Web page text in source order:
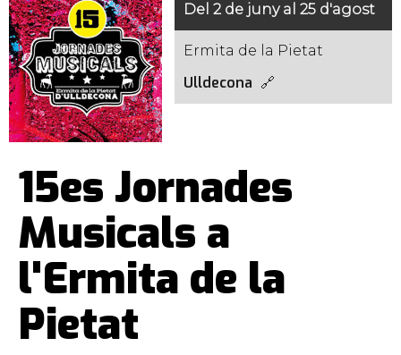
Del 2 de juny al 25 d'agost
Ermita de la Pietat
Ulldecona
15es Jornades
Musicals a
l'Ermita de la
Pietat